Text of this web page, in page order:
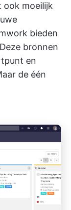
ook moeilijk
bieden
bronnen
en
de één